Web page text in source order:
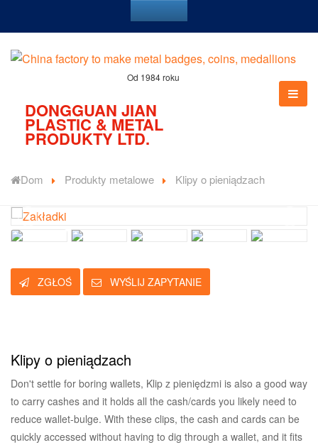
Od 1984 roku
DONGGUAN JIAN
PLASTIC & METAL
PRODUKTY LTD.
Dom Produkty metalowe Klipy o pieniądzach
ZGŁOŚ WYŚLIJ ZAPYTANIE
Klipy o pieniądzach
Don't settle for boring wallets, Klip z pieniędzmi is also a good way
to carry cashes and it holds all the cash/cards you likely need to
reduce wallet-bulge. With these clips, the cash and cards can be
quickly accessed without having to dig through a wallet, and it fits